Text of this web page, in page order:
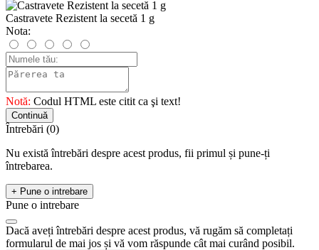
Castravete Rezistent la secetă 1 g
Nota:
Notă: Codul HTML este citit ca şi text!
Continuă
Întrebări (0)
Nu există întrebări despre acest produs, fii primul și pune-ți
întrebarea.
+ Pune o intrebare
Pune o intrebare
Dacă aveți întrebări despre acest produs, vă rugăm să completați
formularul de mai jos și vă vom răspunde cât mai curând posibil.